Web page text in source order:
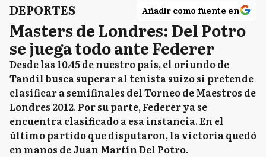
DEPORTES Añadir como fuente en
Masters de Londres: Del Potro
se juega todo ante Federer
Desde las 10.45 de nuestro país, el oriundo de
Tandil busca superar al tenista suizo si pretende
clasificar a semifinales del Torneo de Maestros de
Londres 2012. Por su parte, Federer ya se
encuentra clasificado a esa instancia. En el
último partido que disputaron, la victoria quedó
en manos de Juan Martín Del Potro.